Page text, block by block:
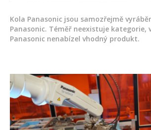
Kola Panasonic jsou samozřejmě
Panasonic. Téměř neexistuje kategorie,
Panasonic nenabízel vhodný produkt.